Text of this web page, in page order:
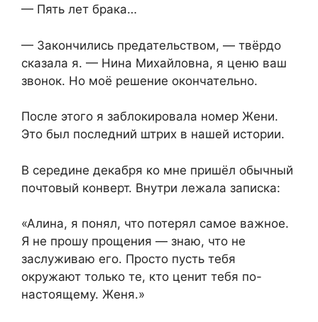
— Пять лет брака…
— Закончились предательством, — твёрдо
сказала я. — Нина Михайловна, я ценю ваш
звонок. Но моё решение окончательно.
После этого я заблокировала номер Жени.
Это был последний штрих в нашей истории.
В середине декабря ко мне пришёл обычный
почтовый конверт. Внутри лежала записка:
«Алина, я понял, что потерял самое важное.
Я не прошу прощения — знаю, что не
заслуживаю его. Просто пусть тебя
окружают только те, кто ценит тебя по-
настоящему. Женя.»